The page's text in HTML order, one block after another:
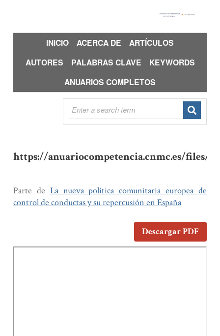
INICIO ACERCA DE
ARTÍCULOS
AUTORES
PALABRAS CLAVE
KEYWORDS
ANUARIOS COMPLETOS
https://anuariocompetencia.cnmc.es/files/
Parte de La nueva política comunitaria europea de
control de conductas y su repercusión en España
Descargar PDF